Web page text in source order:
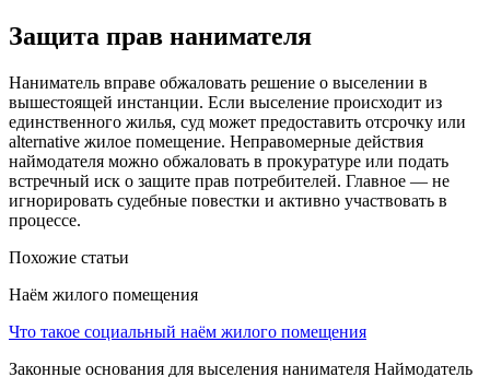
Защита прав нанимателя
Наниматель вправе обжаловать решение о выселении в
вышестоящей инстанции. Если выселение происходит из
единственного жилья, суд может предоставить отсрочку или
alternative жилое помещение. Неправомерные действия
наймодателя можно обжаловать в прокуратуре или подать
встречный иск о защите прав потребителей. Главное — не
игнорировать судебные повестки и активно участвовать в
процессе.
Похожие статьи
Наём жилого помещения
Что такое социальный наём жилого помещения
Законные основания для выселения нанимателя Наймодатель